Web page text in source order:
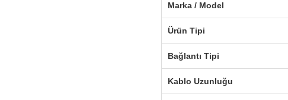
Marka / Model
Ürün Tipi
Bağlantı Tipi
Kablo Uzunluğu